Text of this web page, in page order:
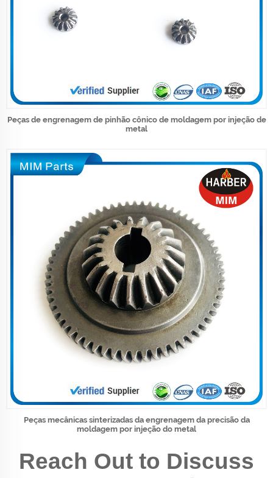
Peças de engrenagem de pinhão cônico de moldagem por injeção de
metal
Peças mecânicas sinterizadas da engrenagem da precisão da
moldagem por injeção do metal
Reach Out to Discuss